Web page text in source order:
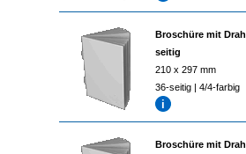
Broschüre mit
seitig
210 x 297 mm
36-seitig | 4/4-farbig
Broschüre mit